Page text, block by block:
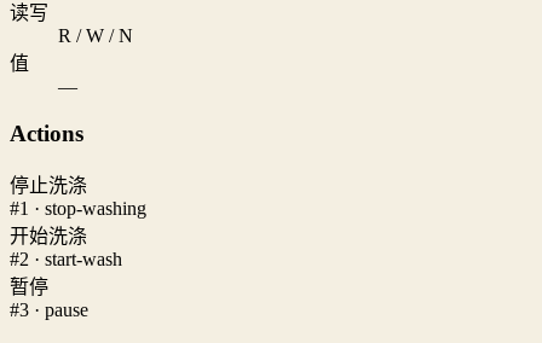
读写
R / W / N
值
—
Actions
停止洗涤
#1 · stop-washing
开始洗涤
#2 · start-wash
暂停
#3 · pause